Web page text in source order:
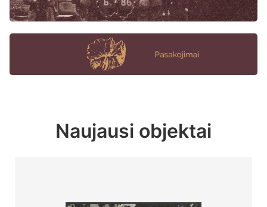
Naujausi objektai